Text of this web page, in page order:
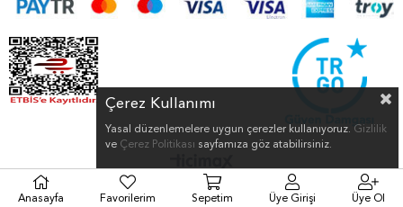
Çerez Kullanımı
Yasal düzenlemelere uygun çerezler kullanıyoruz. Gizlilik
ve Çerez Politikası sayfamıza göz atabilirsiniz.
Anasayfa Favorilerim Sepetim Üye Girişi Üye Ol